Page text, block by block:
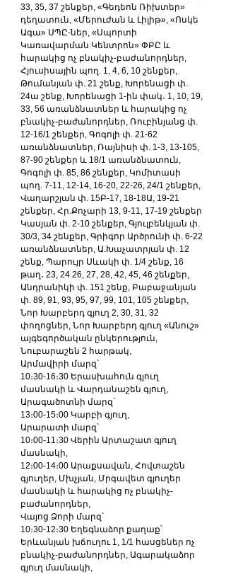
33, 35, 37 շենքեր, «Գեդեոն Ռիխտեր»
դեղատուն, «Մերուժան և Լիլիթ», «Ոսկե
Ագա» ՍՊԸ-ներ, «Սպորտի
Կառավարման Կենտրոն» ՓԲԸ և
հարակից ոչ բնակիչ-բաժանորդներ,
Հյուսիսային պող. 1, 4, 6, 10 շենքեր,
Թումանյան փ. 21 շենք, Խորենացի փ.
24ա շենք, Խորենացի 1-ին փակ․ 1, 10, 19,
33, 56 առանձնատներ և հարակից ոչ
բնակիչ-բաժանորդներ, Ռուբինյանց փ.
12-16/1 շենքեր, Գոգոլի փ. 21-62
առանձնատներ, Ռայնիսի փ. 1-3, 13-105,
87-90 շենքեր և 18/1 առանձնատուն,
Գոգոլի փ. 85, 86 շենքեր, Կոմիտասի
պող. 7-11, 12-14, 16-20, 22-26, 24/1 շենքեր,
Վաղարշյան փ. 15Բ-17, 18-18Ա, 19-21
շենքեր, Հր.Քոչարի 13, 9-11, 17-19 շենքեր
Կասյան փ. 2-10 շենքեր, Գյուլբենկյան փ.
30/3, 34 շենքեր, Գրիգոր Արծրունի փ. 6-22
առանձնատներ, Ա.Խաչատրյան փ. 12
շենք, Պարույր Սևակի փ. 1/4 շենք, 16
թաղ․ 23, 24 26, 27, 28, 42, 45, 46 շենքեր,
Անդրանիկի փ. 151 շենք, Բաբաջանյան
փ. 89, 91, 93, 95, 97, 99, 101, 105 շենքեր,
Նոր Խարբերդ գյուղ 2, 30, 31, 32
փողոցներ, Նոր Խարբերդ գյուղ «Անուշ»
այգեգործական ընկերություն,
Նուբարաշեն 2 հարթակ,
Արմավիրի մարզ՝
10։30-16։30 Երասխահուն գյուղ
մասնակի և Վարդանաշեն գյուղ,
Արագածոտնի մարզ`
13։00-15։00 Կարբի գյուղ,
Արարատի մարզ՝
10։00-11։30 Վերին Արտաշատ գյուղ
մասնակի,
12։00-14։00 Արաքսավան, Հովտաշեն
գյուղեր, Մխչյան, Մրգավետ գյուղեր
մասնակի և հարակից ոչ բնակիչ-
բաժանորդներ,
Վայոց Ձորի մարզ՝
10։30-12։30 Եղեգնաձոր քաղաք՝
Երևանյան խճուղու 1, 1/1 հասցեներ ոչ
բնակիչ-բաժանորդներ, Ագարակաձոր
գյուղ մասնակի,